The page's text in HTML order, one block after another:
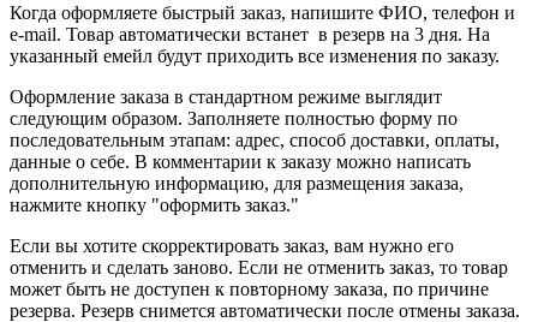
Когда оформляете быстрый заказ, напишите ФИО, телефон и
e-mail. Товар автоматически встанет в резерв на 3 дня. На
указанный емейл будут приходить все изменения по заказу.
Оформление заказа в стандартном режиме выглядит
следующим образом. Заполняете полностью форму по
последовательным этапам: адрес, способ доставки, оплаты,
данные о себе. В комментарии к заказу можно написать
дополнительную информацию, для размещения заказа,
нажмите кнопку "оформить заказ."
Если вы хотите скорректировать заказ, вам нужно его
отменить и сделать заново. Если не отменить заказ, то товар
может быть не доступен к повторному заказа, по причине
резерва. Резерв снимется автоматически после отмены заказа.